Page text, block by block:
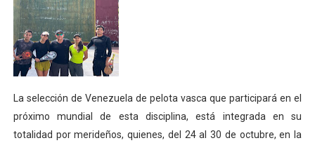
Fomficc consolida alianzas e impulsa la economía
Niños de Estudiantes de Mérida sembraron 110
Inicia el plan vacacional Venezuela Renace en el
La selección de Venezuela de pelota vasca que participará en el
próximo mundial de esta disciplina, está integrada en su
totalidad por merideños, quienes, del 24 al 30 de octubre, en la